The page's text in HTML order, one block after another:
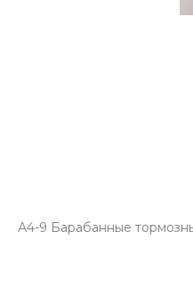
А4-9 Барабанные